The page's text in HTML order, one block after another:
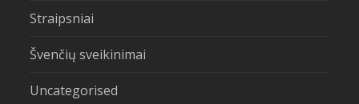
Straipsniai
Švenčių sveikinimai
Uncategorised